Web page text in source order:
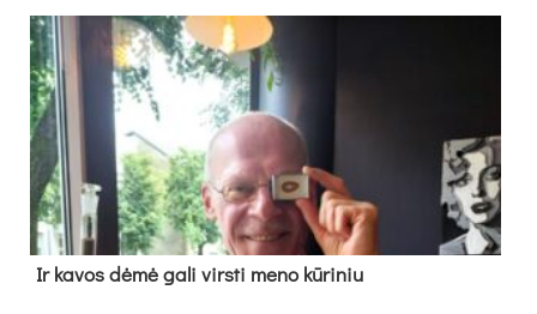
Ir ka­vos dė­mė ga­li virs­ti me­no kū­ri­niu